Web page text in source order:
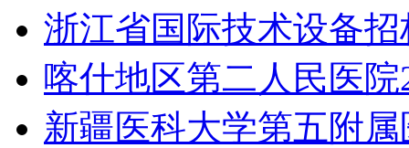
浙江省国际技术设备
喀什地区第二人民医院
新疆医科大学第五附